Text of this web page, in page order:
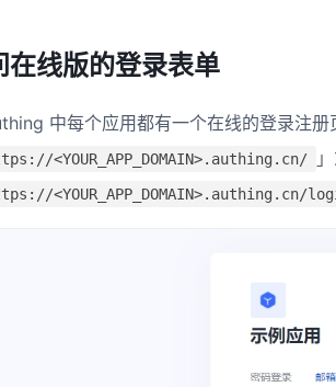
在线版的登录表单
中每个应用都有一个在线的登录注
<YOUR_APP_DOMAIN>.authing.cn/
<YOUR_APP_DOMAIN>.authing.cn/